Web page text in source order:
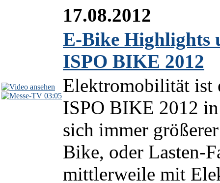
03:05
17.08.2012
E-Bike Highlights
ISPO BIKE 2012
Elektromobilität ist
ISPO BIKE 2012
sich immer
Bike, oder Lasten-
mittlerweile mit